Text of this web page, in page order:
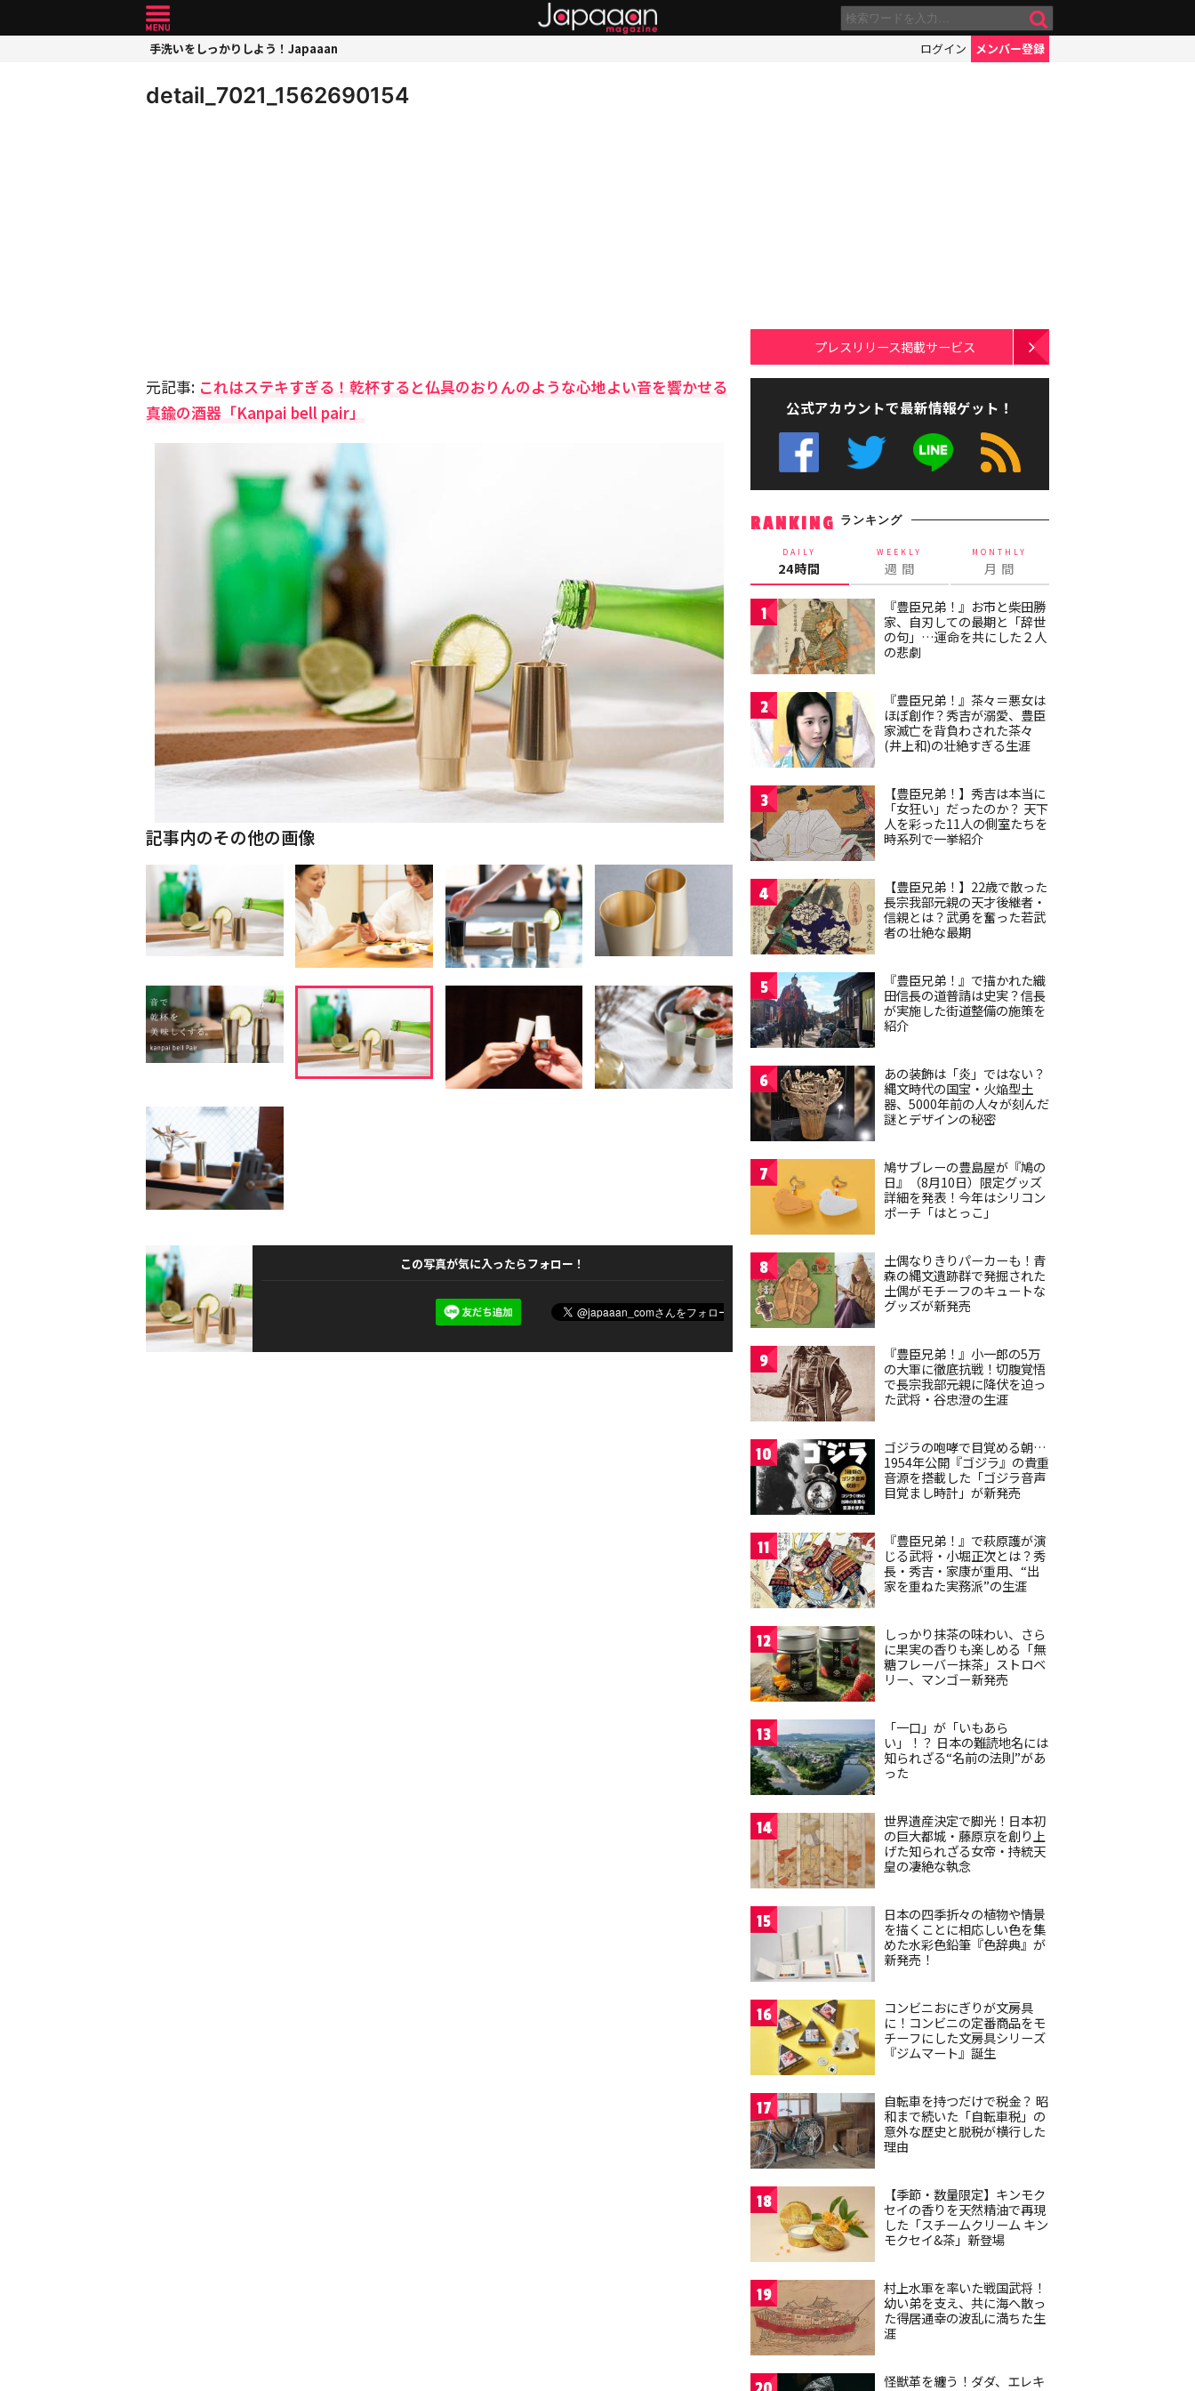
手洗いをしっかりしよう！Japaaan ログイン メンバー登録
detail_7021_1562690154
元記事: これはステキすぎる！乾杯すると仏具のおりんのような心地よい音を響かせる
真鍮の酒器「Kanpai bell pair」
記事内のその他の画像
この写真が気に入ったらフォロー！
プレスリリース掲載サービス
公式アカウントで最新情報ゲット！
RANKING ランキング
DAILY
24時間
WEEKLY
週 間
MONTHLY
月 間
1
『豊臣兄弟！』お市と柴田勝
家、自刃しての最期と「辞世
の句」…運命を共にした２人
の悲劇
2
『豊臣兄弟！』茶々＝悪女は
ほぼ創作？秀吉が溺愛、豊臣
家滅亡を背負わされた茶々
(井上和)の壮絶すぎる生涯
3
【豊臣兄弟！】秀吉は本当に
「女狂い」だったのか？ 天下
人を彩った11人の側室たちを
時系列で一挙紹介
4
【豊臣兄弟！】22歳で散った
長宗我部元親の天才後継者・
信親とは？武勇を奮った若武
者の壮絶な最期
5
『豊臣兄弟！』で描かれた織
田信長の道普請は史実？信長
が実施した街道整備の施策を
紹介
6
あの装飾は「炎」ではない？
縄文時代の国宝・火焔型土
器、5000年前の人々が刻んだ
謎とデザインの秘密
7
鳩サブレーの豊島屋が『鳩の
日』（8月10日）限定グッズ
詳細を発表！今年はシリコン
ポーチ「はとっこ」
8
土偶なりきりパーカーも！青
森の縄文遺跡群で発掘された
土偶がモチーフのキュートな
グッズが新発売
9
『豊臣兄弟！』小一郎の5万
の大軍に徹底抗戦！切腹覚悟
で長宗我部元親に降伏を迫っ
た武将・谷忠澄の生涯
10
ゴジラの咆哮で目覚める朝…
1954年公開『ゴジラ』の貴重
音源を搭載した「ゴジラ音声
目覚まし時計」が新発売
11
『豊臣兄弟！』で萩原護が演
じる武将・小堀正次とは？秀
長・秀吉・家康が重用、“出
家を重ねた実務派”の生涯
12
しっかり抹茶の味わい、さら
に果実の香りも楽しめる「無
糖フレーバー抹茶」ストロベ
リー、マンゴー新発売
13
「一口」が「いもあら
い」！？ 日本の難読地名には
知られざる“名前の法則”があ
った
14
世界遺産決定で脚光！日本初
の巨大都城・藤原京を創り上
げた知られざる女帝・持統天
皇の凄絶な執念
15
日本の四季折々の植物や情景
を描くことに相応しい色を集
めた水彩色鉛筆『色辞典』が
新発売！
16
コンビニおにぎりが文房具
に！コンビニの定番商品をモ
チーフにした文房具シリーズ
『ジムマート』誕生
17
自転車を持つだけで税金？ 昭
和まで続いた「自転車税」の
意外な歴史と脱税が横行した
理由
18
【季節・数量限定】キンモク
セイの香りを天然精油で再現
した「スチームクリーム キン
モクセイ&茶」新登場
19
村上水軍を率いた戦国武将！
幼い弟を支え、共に海へ散っ
た得居通幸の波乱に満ちた生
涯
怪獣革を纏う！ダダ、エレキ